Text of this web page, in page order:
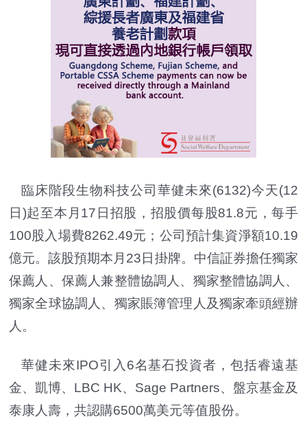
臨床階段生物科技公司華健未來(6132)今天(12
日)起至本月17日招股，招股價每股81.8元，每手
100股入場費8262.49元；公司預計集資淨額10.19
億元。該股預期本月23日掛牌。中信証券擔任獨家
保薦人、保薦人兼整體協調人、獨家整體協調人、
獨家全球協調人、獨家賬簿管理人及獨家牽頭經辦
人。
華健未來IPO引入6名基石投資者，包括睿遠基
金、凱博、LBC HK、Sage Partners、盤京基金及
泰康人壽，共認購6500萬美元等值股份。